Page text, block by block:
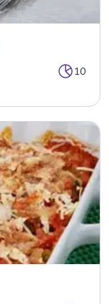
10